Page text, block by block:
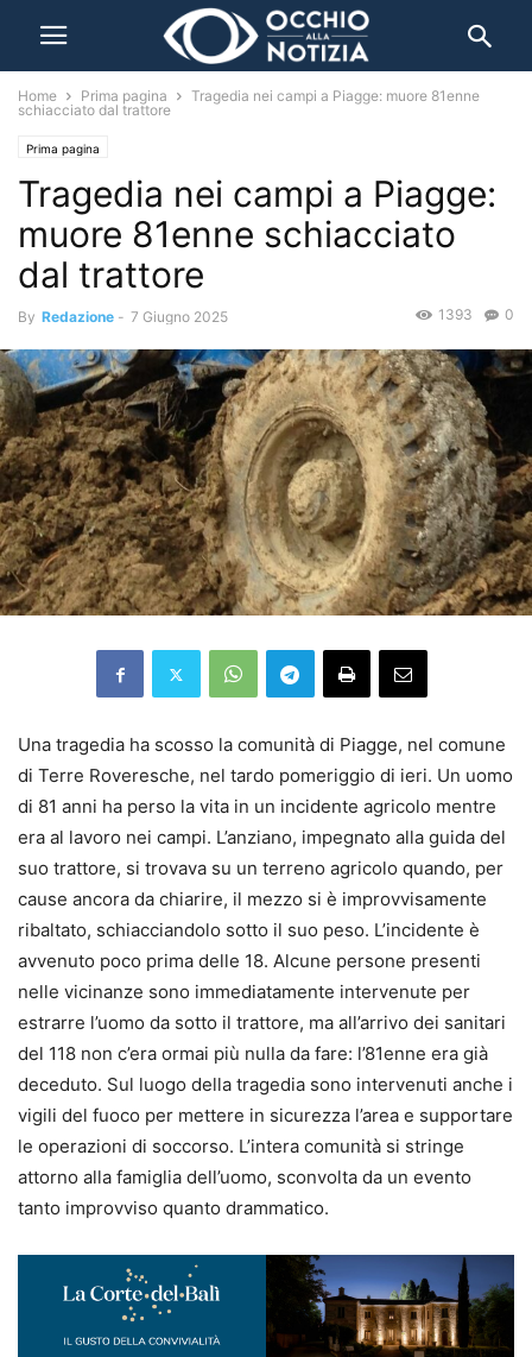
Home Prima pagina
Tragedia nei campi a Piagge: muore 81enne
schiacciato dal trattore
Prima pagina
Tragedia nei campi a Piagge:
muore 81enne schiacciato
dal trattore
By Redazione - 7 Giugno 2025 0
1393
Una tragedia ha scosso la comunità di Piagge, nel comune
di Terre Roveresche, nel tardo pomeriggio di ieri. Un uomo
di 81 anni ha perso la vita in un incidente agricolo mentre
era al lavoro nei campi. L’anziano, impegnato alla guida del
suo trattore, si trovava su un terreno agricolo quando, per
cause ancora da chiarire, il mezzo si è improvvisamente
ribaltato, schiacciandolo sotto il suo peso. L’incidente è
avvenuto poco prima delle 18. Alcune persone presenti
nelle vicinanze sono immediatamente intervenute per
estrarre l’uomo da sotto il trattore, ma all’arrivo dei sanitari
del 118 non c’era ormai più nulla da fare: l’81enne era già
deceduto. Sul luogo della tragedia sono intervenuti anche i
vigili del fuoco per mettere in sicurezza l’area e supportare
le operazioni di soccorso. L’intera comunità si stringe
attorno alla famiglia dell’uomo, sconvolta da un evento
tanto improvviso quanto drammatico.